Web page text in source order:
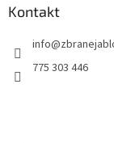
Kontakt
info@
775 303 446